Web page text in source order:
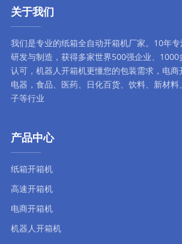
关于我们
我们是专业的纸箱全自动开箱机厂家。10年专
研发与制造，获得多家世界500强企业、1000
认可， 机器人开箱机更懂您的包装需求， 电商
电器，食品、医药、日化百货、饮料、新材
子等行业
产品中心
纸箱开箱机
高速开箱机
电商开箱机
机器人开箱机